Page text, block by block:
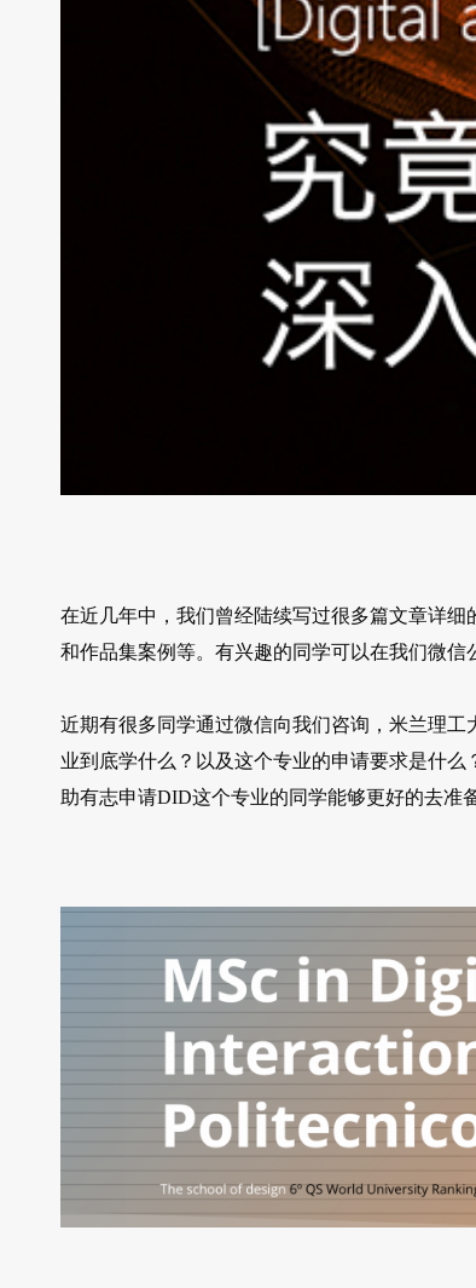
在近几年中，我们曾经陆续写过很多篇文章详
和作品集案例等。有兴趣的同学可以在我们微信
近期有很多同学通过微信向我们咨询，米兰理工
业到底学什么？以及这个专业的申请要求是什
助有志申请DID这个专业的同学能够更好的去准备